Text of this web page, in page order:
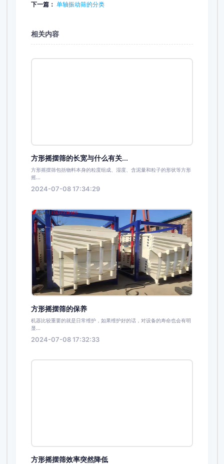
下一篇： 单轴振动筛的分类
相关内容
方形摇摆筛的长宽与什么有关...
方形摇摆筛包括物料本身的粒度组成、湿度、含泥量和粒子的形状等方形
摇...
2024-07-08 17:34:29
方形摇摆筛的保养
机器比较重要的就是日常维护，如果维护好的话，对设备的寿命也会有明
显...
2024-07-08 17:32:33
方形摇摆筛效率突然降低